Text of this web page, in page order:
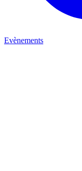
Evènements